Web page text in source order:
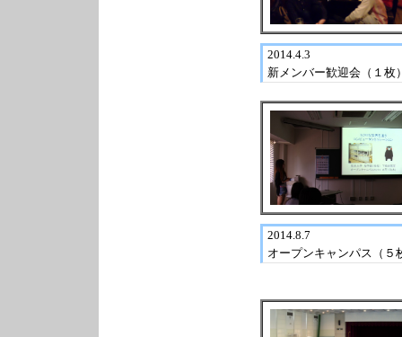
2014.4.3
新メンバー歓迎会（１枚
2014.8.7
オープンキャンパス（５